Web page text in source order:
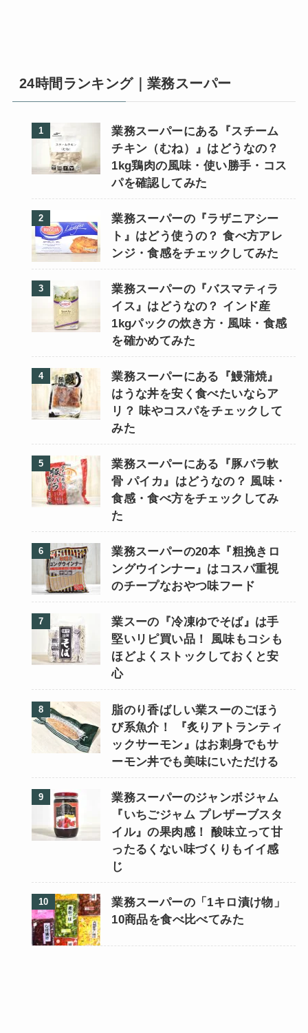
24時間ランキング｜業務スーパー
業務スーパーにある『スチーム
チキン（むね）』はどうなの？
1kg鶏肉の風味・使い勝手・コス
パを確認してみた
業務スーパーの『ラザニアシー
ト』はどう使うの？ 食べ方アレ
ンジ・食感をチェックしてみた
業務スーパーの『バスマティラ
イス』はどうなの？ インド産
1kgパックの炊き方・風味・食感
を確かめてみた
業務スーパーにある『鰻蒲焼』
はうな丼を安く食べたいならア
リ？ 味やコスパをチェックして
みた
業務スーパーにある『豚バラ軟
骨 パイカ』はどうなの？ 風味・
食感・食べ方をチェックしてみ
た
業務スーパーの20本『粗挽きロ
ングウインナー』はコスパ重視
のチープなおやつ味フード
業スーの『冷凍ゆでそば』は手
堅いリピ買い品！ 風味もコシも
ほどよくストックしておくと安
心
脂のり香ばしい業スーのごほう
び系魚介！ 『炙りアトランティ
ックサーモン』はお刺身でもサ
ーモン丼でも美味にいただける
業務スーパーのジャンボジャム
『いちごジャム プレザーブスタ
イル』の果肉感！ 酸味立って甘
ったるくない味づくりもイイ感
じ
業務スーパーの「1キロ漬け物」
10商品を食べ比べてみた